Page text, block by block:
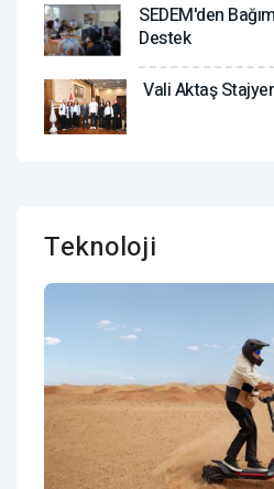
SEDEM'den
Destek
Vali Aktaş
Teknoloji